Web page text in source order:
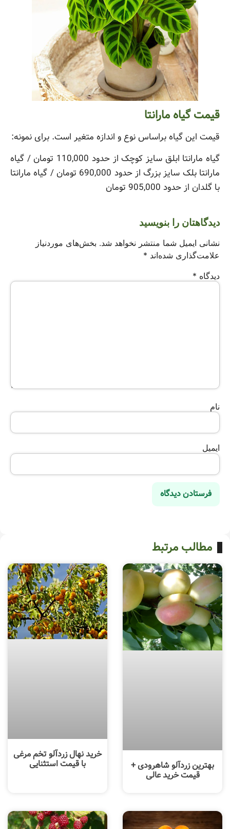
قیمت گیاه مارانتا
قیمت این گیاه براساس نوع و اندازه متغیر است. برای نمونه:
گیاه مارانتا ابلق سایز کوچک از حدود 110,000 تومان / گیاه
مارانتا بلک سایز بزرگ از حدود 690,000 تومان / گیاه مارانتا
با گلدان از حدود 905,000 تومان
دیدگاهتان را بنویسید
نشانی ایمیل شما منتشر نخواهد شد. بخش‌های موردنیاز
علامت‌گذاری شده‌اند *
دیدگاه *
نام
ایمیل
مطالب مرتبط
بهترین زردآلو شاهرودی +
قیمت خرید عالی
خرید نهال زردآلو تخم مرغی
با قیمت استثنایی